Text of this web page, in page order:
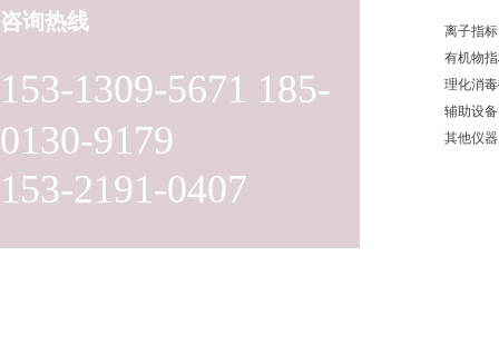
153-1309-5671 185-
0130-9179
153-2191-0407
咨询热线
离子指标
有机物
理化消
辅助设备
其他仪器